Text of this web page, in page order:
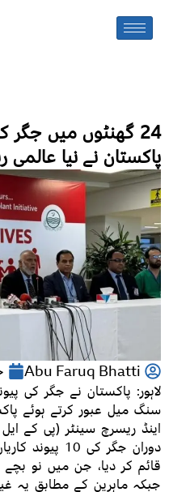
پاکستان نے نیا عالمی
Abu Faruq Bhatti
لاہور: پاکستان نے جگر کی
سنگ میل عبور کرتے ہوئے
دوران جگر کی
قائم کر دیا، جن میں نو
جبکہ ماہرین کے مطابق یہ